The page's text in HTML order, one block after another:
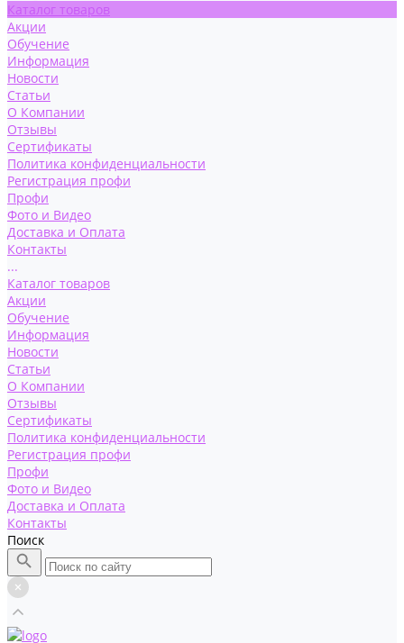
Каталог товаров
Акции
Обучение
Информация
Новости
Статьи
О Компании
Отзывы
Сертификаты
Политика конфиденциальности
Регистрация профи
Профи
Фото и Видео
Доставка и Оплата
Контакты
...
Каталог товаров
Акции
Обучение
Информация
Новости
Статьи
О Компании
Отзывы
Сертификаты
Политика конфиденциальности
Регистрация профи
Профи
Фото и Видео
Доставка и Оплата
Контакты
Поиск